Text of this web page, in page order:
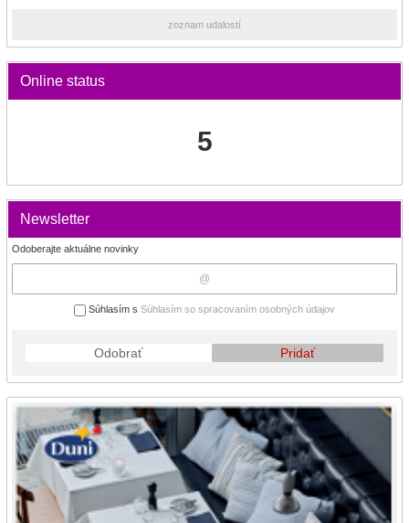
zoznam udalostí
Online status
5
Newsletter
Odoberajte aktuálne novinky
Súhlasím s Súhlasím so spracovaním osobných údajov
Odobrať Pridať